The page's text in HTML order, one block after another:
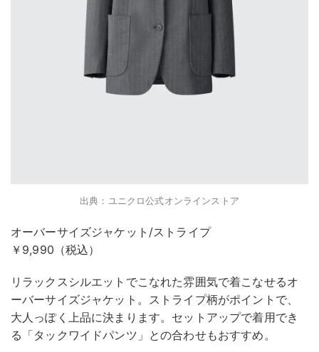
出典：ユニクロ公式オンラインストア
オーバーサイズジャケット/ストライプ
￥9,990（税込）
リラックスシルエットでこなれた雰囲気で着こなせるオ
ーバーサイズジャケット。ストライプ柄がポイントで、
大人っぽく上品に決まります。セットアップで着用でき
る「タックワイドパンツ」との合わせもおすすめ。